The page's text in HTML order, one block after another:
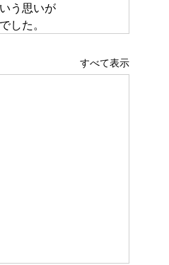
う思いが
した。
すべて表示